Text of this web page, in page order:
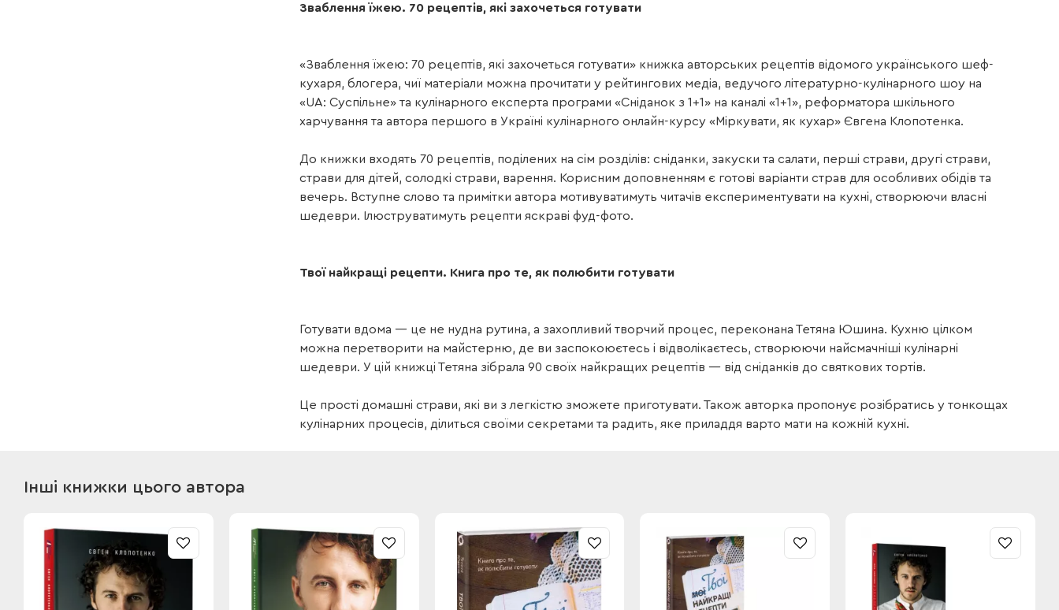
Зваблення їжею. 70 рецептів, які захочеться готувати
«Зваблення їжею: 70 рецептів, які захочеться готувати» книжка авторських рецептів відомого українського шеф-
кухаря, блогера, чиї матеріали можна прочитати у рейтингових медіа, ведучого літературно-кулінарного шоу на
«UA: Суспільне» та кулінарного експерта програми «Сніданок з 1+1» на каналі «1+1», реформатора шкільного
харчування та автора першого в Україні кулінарного онлайн-курсу «Міркувати, як кухар» Євгена Клопотенка.
До книжки входять 70 рецептів, поділених на сім розділів: сніданки, закуски та салати, перші страви, другі страви,
страви для дітей, солодкі страви, варення. Корисним доповненням є готові варіанти страв для особливих обідів та
вечерь. Вступне слово та примітки автора мотивуватимуть читачів експериментувати на кухні, створюючи власні
шедеври. Ілюструватимуть рецепти яскраві фуд-фото.
Твої найкращі рецепти. Книга про те, як полюбити готувати
Готувати вдома — це не нудна рутина, а захопливий творчий процес, переконана Тетяна Юшина. Кухню цілком
можна перетворити на майстерню, де ви заспокоюєтесь і відволікаєтесь, створюючи найсмачніші кулінарні
шедеври. У цій книжці Тетяна зібрала 90 своїх найкращих рецептів — від сніданків до святкових тортів.
Це прості домашні страви, які ви з легкістю зможете приготувати. Також авторка пропонує розібратись у тонкощах
кулінарних процесів, ділиться своїми секретами та радить, яке приладдя варто мати на кожній кухні.
Інші книжки цього автора